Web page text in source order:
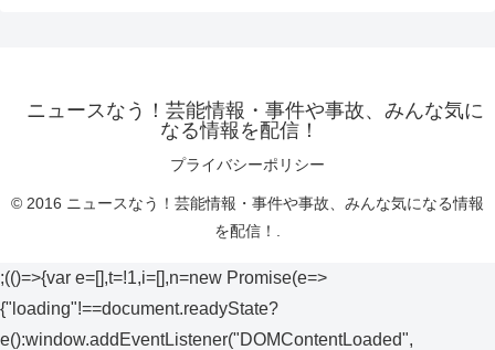
ニュースなう！芸能情報・事件や事故、みんな気に
なる情報を配信！
プライバシーポリシー
© 2016 ニュースなう！芸能情報・事件や事故、みんな気になる情報
を配信！.
;(()=>{var e=[],t=!1,i=[],n=new Promise(e=>
{"loading"!==document.readyState?
e():window.addEventListener("DOMContentLoaded",